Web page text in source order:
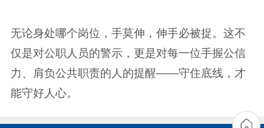
无论身处哪个岗位，手莫伸，伸手必被捉。这不
仅是对公职人员的警示，更是对每一位手握公信
力、肩负公共职责的人的提醒——守住底线，才
能守好人心。